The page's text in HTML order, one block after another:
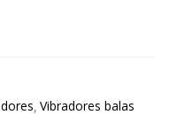
Vibradores balas